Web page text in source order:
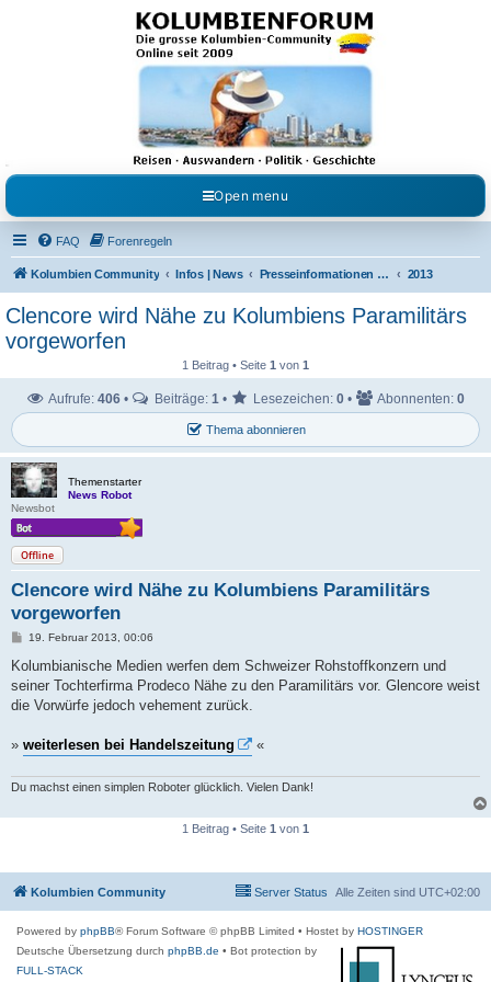
Kolumbienforum - Das
grosse Forum der
Freunde Kolumbiens
Reisen, Auswandern, Kultur, Politik, Geschichte und Visum in Kolumbien und Venezuela.
Austausch, Erfahrungen und Gemeinschaft im Kolumbienforum
Open menu
FAQ Forenregeln
Kolumbien Community Infos | News Presseinformationen & Neuigkeiten 2013
Clencore wird Nähe zu Kolumbiens Paramilitärs
vorgeworfen
1 Beitrag • Seite 1 von 1
Thema abonnieren
Aufrufe: 406 • Beiträge: 1 • Lesezeichen: 0 • Abonnenten: 0
Themenstarter
News Robot
Newsbot
Offline
Clencore wird Nähe zu Kolumbiens Paramilitärs
vorgeworfen
B
i
r
a
19. Februar 2013, 00:06
Kolumbianische Medien werfen dem Schweizer Rohstoffkonzern und
seiner Tochterfirma Prodeco Nähe zu den Paramilitärs vor. Glencore weist
die Vorwürfe jedoch vehement zurück.
» weiterlesen bei Handelszeitung «
Du machst einen simplen Roboter glücklich. Vielen Dank!
1 Beitrag • Seite 1 von 1
Kolumbien Community Alle Zeiten sind UTC+02:00
Server Status
Powered by phpBB® Forum Software © phpBB Limited • Hostet by HOSTINGER
Deutsche Übersetzung durch phpBB.de • Bot protection by
FULL-STACK